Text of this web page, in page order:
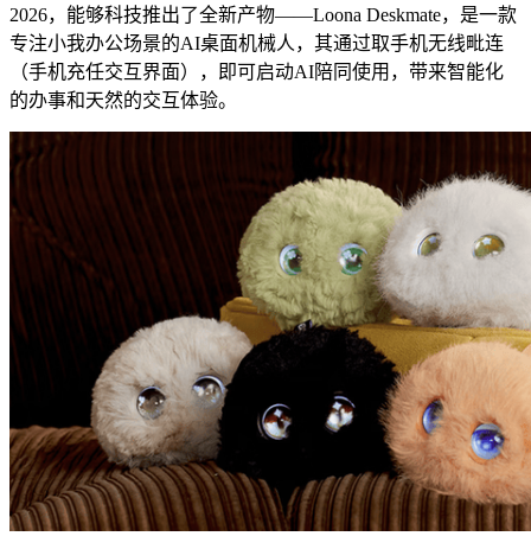
2026，能够科技推出了全新产物——Loona Deskmate，是一款
专注小我办公场景的AI桌面机械人，其通过取手机无线毗连
（手机充任交互界面），即可启动AI陪同使用，带来智能化
的办事和天然的交互体验。